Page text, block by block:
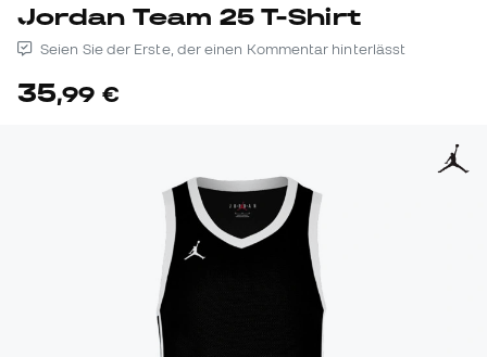
Jordan Team 25 T-Shirt
Seien Sie der Erste, der einen Kommentar hinterlässt
35,99 €